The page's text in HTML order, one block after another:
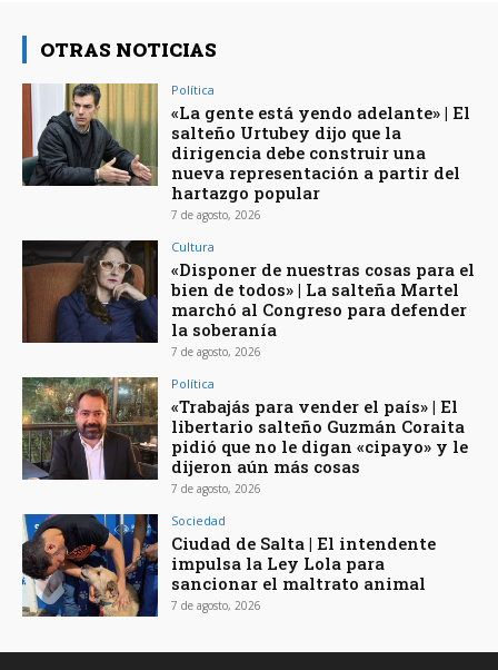
OTRAS NOTICIAS
Política
«La gente está yendo adelante» | El
salteño Urtubey dijo que la
dirigencia debe construir una
nueva representación a partir del
hartazgo popular
7 de agosto, 2026
Cultura
«Disponer de nuestras cosas para el
bien de todos» | La salteña Martel
marchó al Congreso para defender
la soberanía
7 de agosto, 2026
Política
«Trabajás para vender el país» | El
libertario salteño Guzmán Coraita
pidió que no le digan «cipayo» y le
dijeron aún más cosas
7 de agosto, 2026
Sociedad
Ciudad de Salta | El intendente
impulsa la Ley Lola para
sancionar el maltrato animal
7 de agosto, 2026